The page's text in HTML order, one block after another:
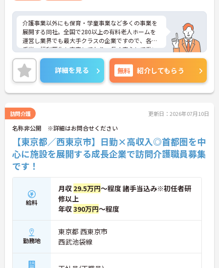
介護事業以外にも保育・学童事業など多くの事業を
展開する同社。全国で280以上の有料老人ホームを
運営し業界でも最大手クラスの企業ですので、各種
手当、福利厚生も充実しており、長く安心して働い
ていただける環境です。ご興味ある方には、面接対
策ポイントなど、さらに詳細をお話しいたしますの
でお気軽にご相談ください。
詳細を見る 無料 紹介してもらう
訪問介護 更新日：2026年07月10日
名称非公開 ※詳細はお問合せください
【東京都／西東京市】日勤×高収入◎首都圏を中
心に施設を展開する成長企業で訪問介護職員募集
です！
給料
月収 29.5万円～程度 諸手当込み※初任者研
修以上
年収390万円～程度
勤務地
東京都 西東京市
西武池袋線